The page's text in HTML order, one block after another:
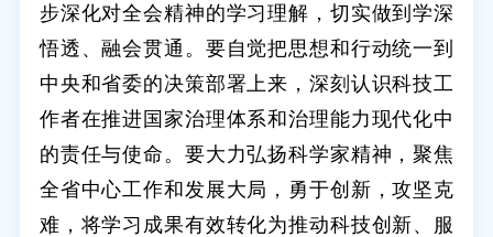
步深化对全会精神的学习理解，切实做到学深
悟透、融会贯通。要自觉把思想和行动统一到
中央和省委的决策部署上来，深刻认识科技工
作者在推进国家治理体系和治理能力现代化中
的责任与使命。要大力弘扬科学家精神，聚焦
全省中心工作和发展大局，勇于创新，攻坚克
难，将学习成果有效转化为推动科技创新、服